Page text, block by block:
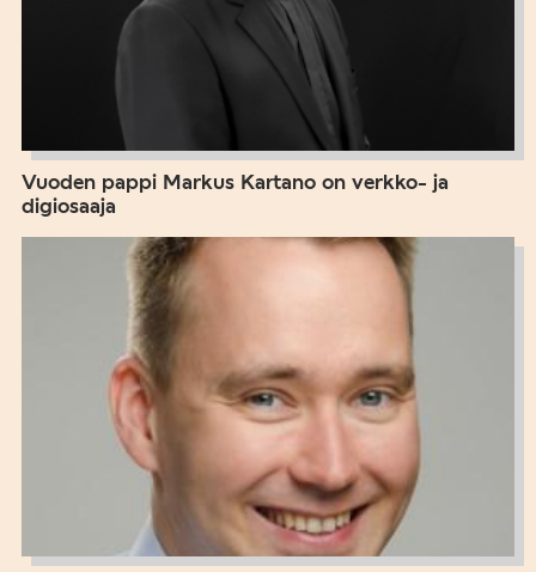
Vuoden pappi Markus Kartano on verkko- ja
digiosaaja